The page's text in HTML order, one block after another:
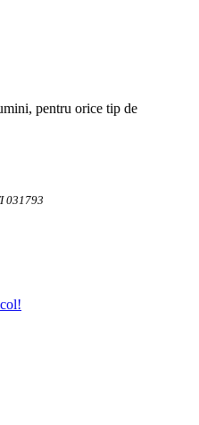
pentru orice tip de
031793